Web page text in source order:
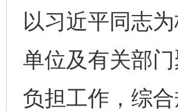
以习近平同志
单位及有关部
负担工作，综